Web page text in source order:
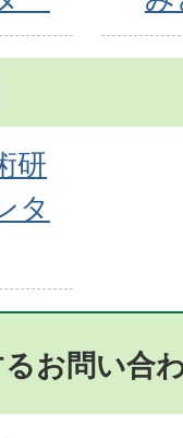
研
タ
お問い合